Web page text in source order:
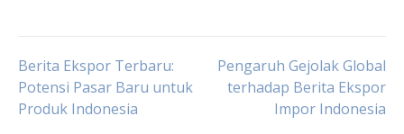
Post
navigation
Berita Ekspor Terbaru:
Potensi Pasar Baru untuk
Produk Indonesia
Pengaruh Gejolak Global
terhadap Berita Ekspor
Impor Indonesia